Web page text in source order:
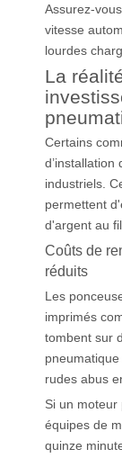
Assurez-
vitesse
lourdes
La
Certains
d’installation
industriels.
permettent
d'argent au
Coûts de
réduits
Les
imprimés
tombent sur
rudes abus
Si un
équipes de
quinze